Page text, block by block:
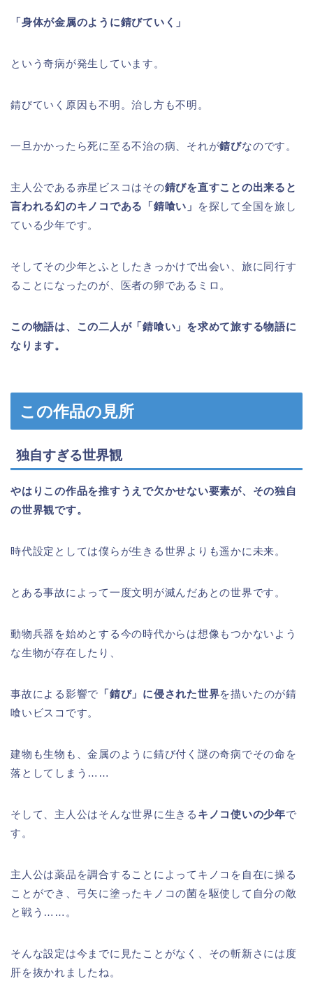
「身体が金属のように錆びていく」
という奇病が発生しています。
錆びていく原因も不明。治し方も不明。
一旦かかったら死に至る不治の病、それが錆びなのです。
主人公である赤星ビスコはその錆びを直すことの出来ると
言われる幻のキノコである「錆喰い」
を探して全国を旅し
ている少年です。
そしてその少年とふとしたきっかけで出会い、旅に同行す
ることになったのが、医者の卵であるミロ。
この物語は、この二人が「錆喰い」を求めて旅する物語に
なります。
この作品の見所
独自すぎる世界観
やはりこの作品を推すうえで欠かせない要素が、その独自
の世界観です。
時代設定としては僕らが生きる世界よりも遥かに未来。
とある事故によって一度文明が滅んだあとの世界です。
動物兵器を始めとする今の時代からは想像もつかないよう
な生物が存在したり、
事故による影響で 「錆び」に侵された世界を描いたのが錆
喰いビスコです。
建物も生物も、金属のように錆び付く謎の奇病でその命を
落としてしまう……
そして、主人公はそんな世界に生きる キノコ使いの少年で
す。
主人公は薬品を調合することによってキノコを自在に操る
ことができ、弓矢に塗ったキノコの菌を駆使して自分の敵
と戦う……。
そんな設定は今までに見たことがなく、その斬新さには度
肝を抜かれましたね。